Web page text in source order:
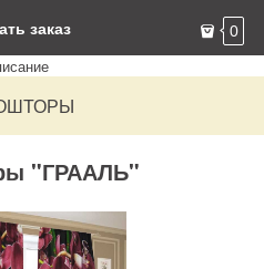
заказ 0
"ГРААЛЬ"